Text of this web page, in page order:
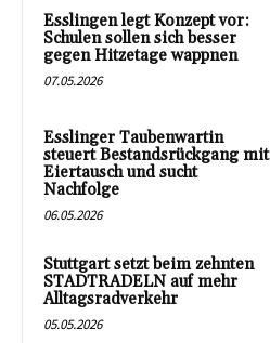
Esslingen legt Konzept vor:
Schulen sollen sich besser
gegen Hitzetage wappnen
07.05.2026
Esslinger Taubenwartin
steuert Bestandsrückgang mit
Eiertausch und sucht
Nachfolge
06.05.2026
Stuttgart setzt beim zehnten
STADTRADELN auf mehr
Alltagsradverkehr
05.05.2026